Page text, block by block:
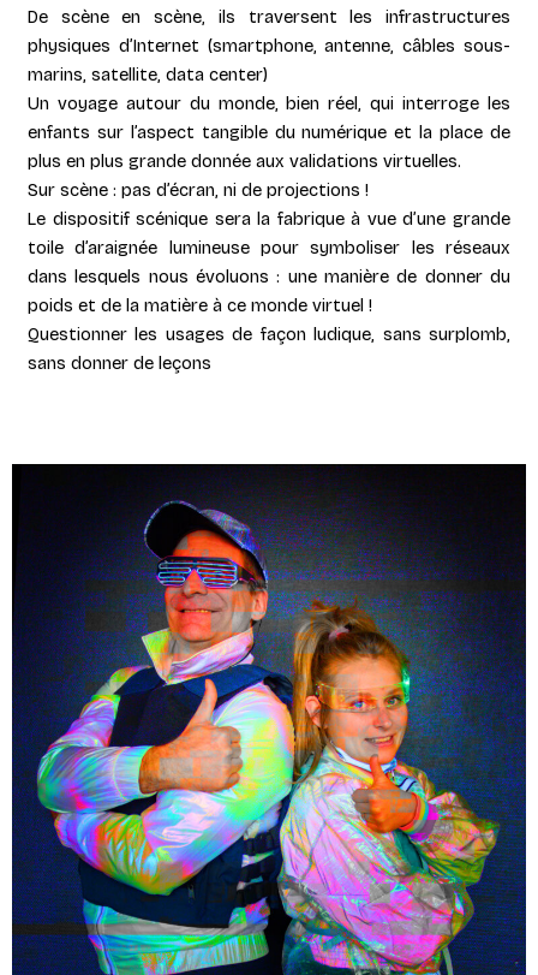
De scène en scène, ils traversent les infrastructures
physiques d’Internet (smartphone, antenne, câbles sous-
marins, satellite, data center)
Un voyage autour du monde, bien réel, qui interroge les
enfants sur l’aspect tangible du numérique et la place de
plus en plus grande donnée aux validations virtuelles.
Sur scène : pas d’écran, ni de projections !
Le dispositif scénique sera la fabrique à vue d’une grande
toile d’araignée lumineuse pour symboliser les réseaux
dans lesquels nous évoluons : une manière de donner du
poids et de la matière à ce monde virtuel !
Questionner les usages de façon ludique, sans surplomb,
sans donner de leçons